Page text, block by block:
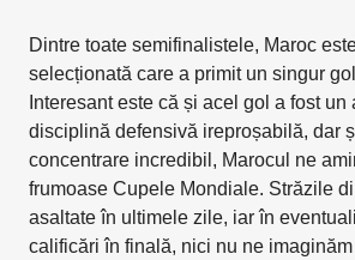
Dintre toate semifinalistele, Maroc
selecționată care a primit un singur
Interesant este că și acel gol a fost un
disciplină defensivă ireproșabilă, dar
concentrare incredibil, Marocul ne
frumoase Cupele Mondiale. Străzile
asaltate în ultimele zile, iar în
calificări în finală, nici nu ne